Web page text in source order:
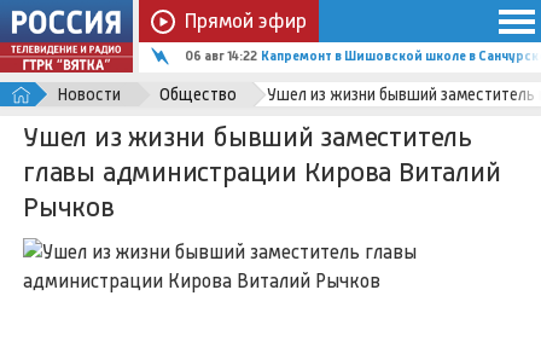
Прямой эфир
06 авг 14:22 Капремонт в Шишовской школе в
Новости Общество Ушел из жизни бывший заместитель
Ушел из жизни бывший заместитель
главы администрации Кирова Виталий
Рычков